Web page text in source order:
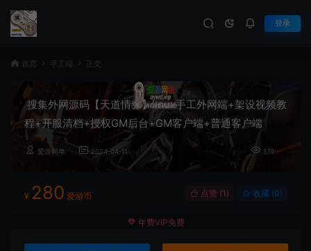
登录
首页 手工端 正文
搜集外网源码【天道情缘】linux手工外网端+架设视频教
程+开服清档+授权GM后台+GM客户端+普通客户端
爱游网单 2024-04-11 519
¥ 280 爱游币 点赞 (1 ) 收藏 (0)
年费VIP免费